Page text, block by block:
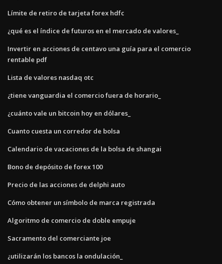
Límite de retiro de tarjeta forex hdfc
¿qué es el índice de futuros en el mercado de valores_
Invertir en acciones de centavo una guía para el comercio
rentable pdf
Lista de valores nasdaq otc
¿tiene vanguardia el comercio fuera de horario_
¿cuánto vale un bitcoin hoy en dólares_
Cuanto cuesta un corredor de bolsa
Calendario de vacaciones de la bolsa de shangai
Bono de depósito de forex 100
Precio de las acciones de delphi auto
Cómo obtener un símbolo de marca registrada
Algoritmo de comercio de doble empuje
Sacramento del comerciante joe
¿utilizarán los bancos la ondulación_